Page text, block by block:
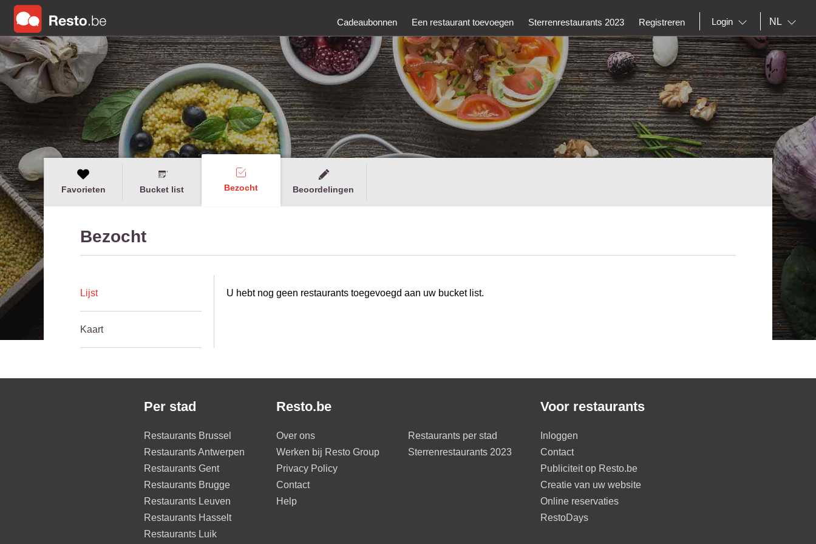
Cadeaubonnen Een restaurant toevoegen Sterrenrestaurants 2023 Registreren Login NL
Favorieten Bucket list Bezocht Beoordelingen
Bezocht
Lijst
Kaart
U hebt nog geen restaurants toegevoegd aan uw bucket list.
Per stad
Restaurants Brussel
Restaurants Antwerpen
Restaurants Gent
Restaurants Brugge
Restaurants Leuven
Restaurants Hasselt
Restaurants Luik
Resto.be
Over ons
Werken bij Resto Group
Privacy Policy
Contact
Help
Restaurants per stad
Sterrenrestaurants 2023
Voor restaurants
Inloggen
Contact
Publiciteit op Resto.be
Creatie van uw website
Online reservaties
RestoDays